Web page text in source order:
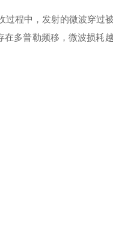
过程中，发射的微波穿过
多普勒频移，微波损耗